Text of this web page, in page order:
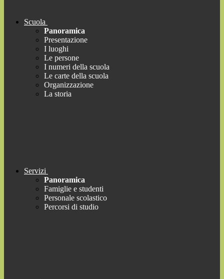
Scuola
Panoramica
Presentazione
I luoghi
Le persone
I numeri della scuola
Le carte della scuola
Organizzazione
La storia
Servizi
Panoramica
Famiglie e studenti
Personale scolastico
Percorsi di studio